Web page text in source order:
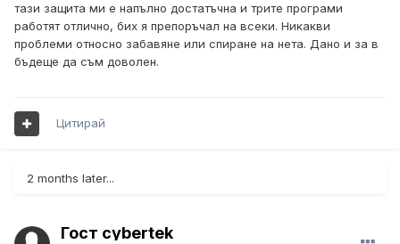
тази защита ми е напълно достатъчна и трите програми
работят отлично, бих я препоръчал на всеки. Никакви
проблеми относно забавяне или спиране на нета. Дано и за в
бъдеще да съм доволен.
Цитирай
2 months later...
Гост cybertek